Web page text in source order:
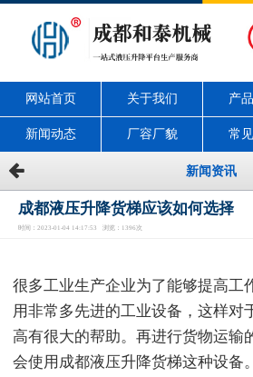
网站首页 关于我们 产
新闻动态 厂容厂貌 常
新闻资讯
成都液压升降货梯应该如何选择
时间：2023-01-04 14:17:53 浏览：1396次
很多工业生产企业为了能够提高工
用非常多先进的工业设备，这样对
高有很大的帮助。再进行货物运输
会使用成都液压升降货梯这种设备